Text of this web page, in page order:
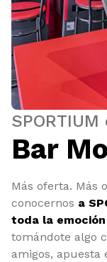
SPORTIUM
Bar
Más oferta. Más
conocernos a
toda la
tomándote algo
amigos,